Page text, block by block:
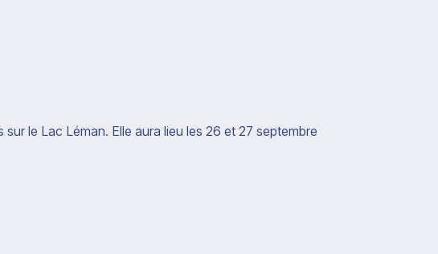
le Lac Léman. Elle aura lieu les 26 et 27 septembre